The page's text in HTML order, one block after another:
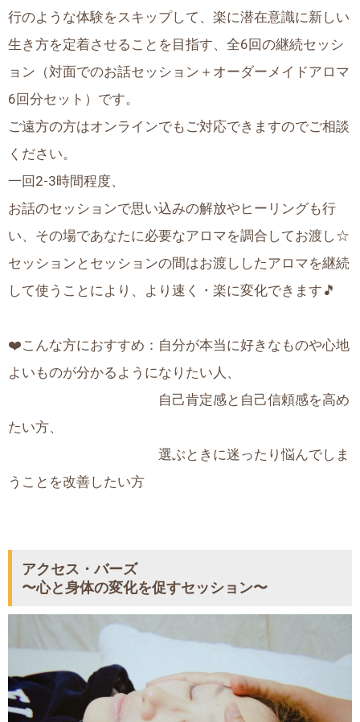
行のような体験をスキップして、楽に潜在意識に新しい
生き方を定着させることを目指す、全6回の継続セッシ
ョン（対面でのお話セッション＋オーダーメイドアロマ
6回分セット）です。
ご遠方の方はオンラインでもご対応できますのでご相談
ください。
一回2-3時間程度、
お話のセッションで思い込みの解放やヒーリングも行
い、その場であなたに必要なアロマを調合してお渡し☆
セッションとセッションの間はお渡ししたアロマを継続
して使うことにより、より速く・楽に変化できます🎵
❤️こんな方におすすめ：自分が本当に好きなものや心地
よいものが分かるようになりたい人、
自己肯定感と自己信頼感を高め
たい方、
選ぶときに迷ったり悩んでしま
うことを改善したい方
アクセス・バーズ
〜心と身体の変化を促すセッション〜